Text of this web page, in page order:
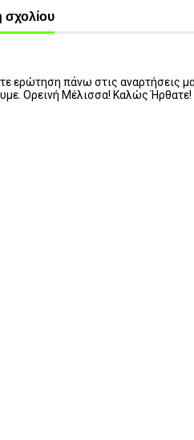
ερώτηση πάνω στις αναρτήσεις
Ορεινή Μέλισσα! Καλώς Ήρθατε!